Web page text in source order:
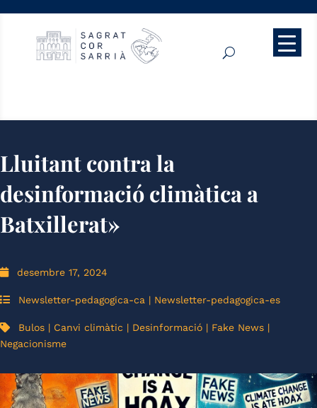
Lluitant contra la
desinformació climàtica a
Batxillerat»
desembre 17, 2024
Newsletter-pedagogica-ca | Newsletter-pedagogica-es
Bulos | Canvi climàtic | Desinformació | Fake News |
Negacionisme